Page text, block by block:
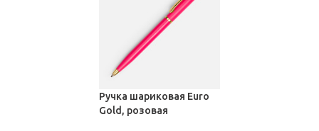
Ручка шариковая Euro
Gold, розовая